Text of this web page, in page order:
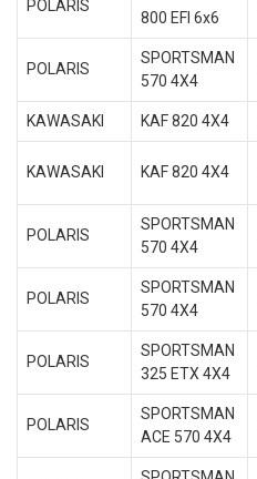
POLARIS
800 EFI 6x6
POLARIS
SPORTSMAN
570 4X4
KAWASAKI KAF 820 4X4
KAWASAKI KAF 820 4X4
POLARIS
SPORTSMAN
570 4X4
POLARIS
SPORTSMAN
570 4X4
POLARIS
SPORTSMAN
325 ETX 4X4
POLARIS
SPORTSMAN
ACE 570 4X4